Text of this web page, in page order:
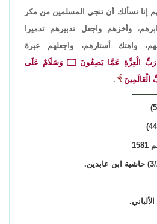
إنا نسألك أن تنجي المسلمين من مكر
وأخزهم واجعل تدبيرهم تدميرا
واهتك أستارهم، واجعلهم عبرة
سُبْحَانَ رَبِّكَ رَبِّ الْعِزَّةِ عَمَّا يَصِفُونَ ۝ وَسَلَامٌ عَلَى
.